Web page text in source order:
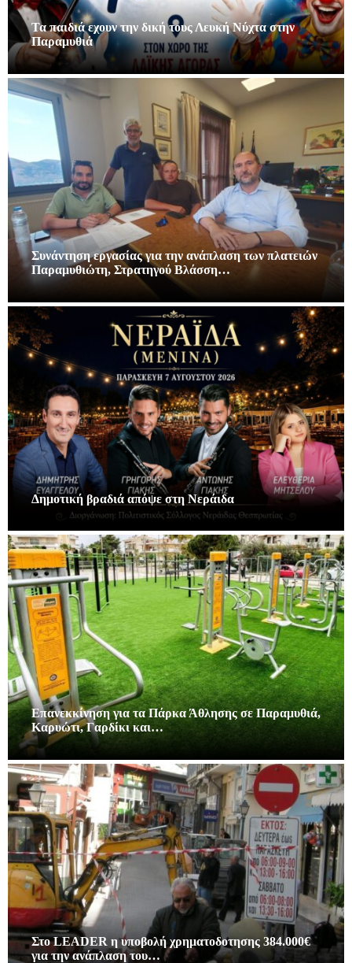
Τα παιδιά εχουν την δική τους Λευκή Νύχτα στην
Παραμυθιά
Συνάντηση εργασίας για την ανάπλαση των πλατειών
Παραμυθιώτη, Στρατηγού Βλάσση…
Δημοτική βραδιά απόψε στη Νεράιδα
Επανεκκίνηση για τα Πάρκα Άθλησης σε Παραμυθιά,
Καρυώτι, Γαρδίκι και…
Στο LEADER η υποβολή χρηματοδοτησης 384.000€
για την ανάπλαση του…